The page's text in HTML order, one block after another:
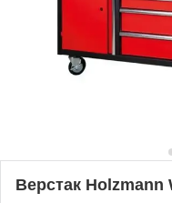
Верстак Holzmann